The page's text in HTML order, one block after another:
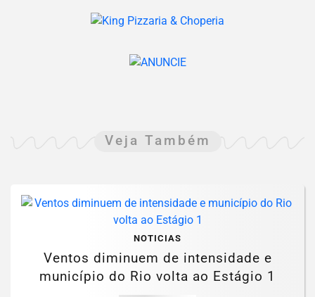
Veja Também
NOTICIAS
Ventos diminuem de intensidade e
município do Rio volta ao Estágio 1